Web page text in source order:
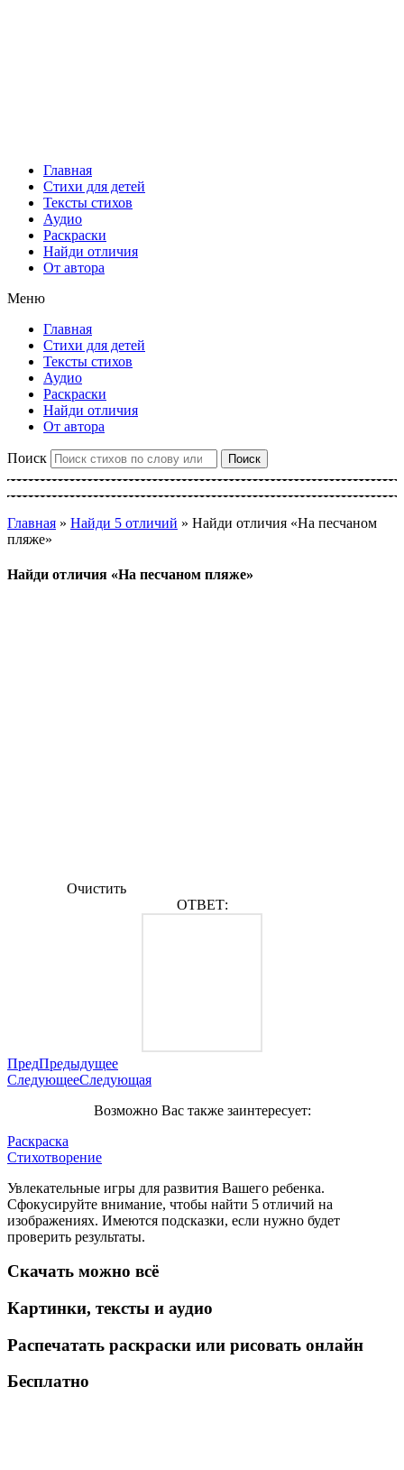
Главная
Стихи для детей
Тексты стихов
Аудио
Раскраски
Найди отличия
От автора
Меню
Главная
Стихи для детей
Тексты стихов
Аудио
Раскраски
Найди отличия
От автора
Поиск Поиск
Главная » Найди 5 отличий » Найди отличия «На песчаном
пляже»
Найди отличия «На песчаном пляже»
Очистить
ОТВЕТ:
ПредПредыдущее
СледующееСледующая
Возможно Вас также заинтересует:
Раскраска
Стихотворение
Увлекательные игры для развития Вашего ребенка.
Сфокусируйте внимание, чтобы найти 5 отличий на
изображениях. Имеются подсказки, если нужно будет
проверить результаты.
Скачать можно всё
Картинки, тексты и аудио
Распечатать раскраски или рисовать онлайн
Бесплатно